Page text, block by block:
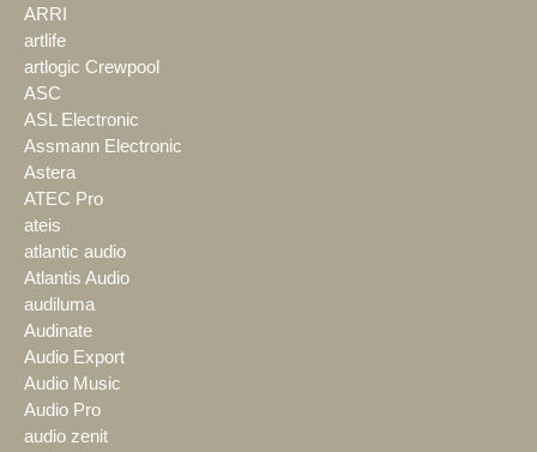
ARRI
artlife
artlogic Crewpool
ASC
ASL Electronic
Assmann Electronic
Astera
ATEC Pro
ateis
atlantic audio
Atlantis Audio
audiluma
Audinate
Audio Export
Audio Music
Audio Pro
audio zenit